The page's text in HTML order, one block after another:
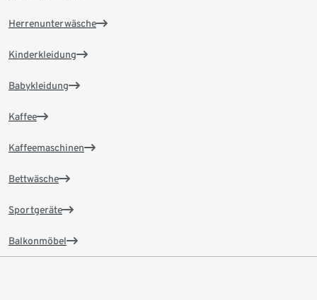
Herrenunterwäsche
Kinderkleidung
Babykleidung
Kaffee
Kaffeemaschinen
Bettwäsche
Sportgeräte
Balkonmöbel